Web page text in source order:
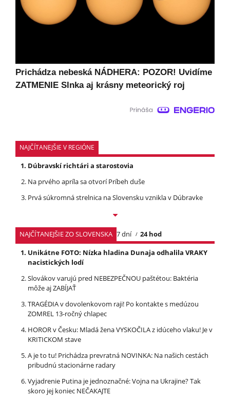
Prichádza nebeská NÁDHERA: POZOR! Uvidíme
ZATMENIE Slnka aj krásny meteorický roj
NAJČÍTANEJŠIE V REGIÓNE
Dúbravskí richtári a starostovia
Na prvého apríla sa otvorí Príbeh duše
Prvá súkromná strelnica na Slovensku vznikla v Dúbravke
NAJČÍTANEJŠIE ZO SLOVENSKA 7 dní
24 hod
Unikátne FOTO: Nízka hladina Dunaja odhalila VRAKY
nacistických lodí
Slovákov varujú pred NEBEZPEČNOU paštétou: Baktéria
môže aj ZABÍJAŤ
TRAGÉDIA v dovolenkovom raji! Po kontakte s medúzou
ZOMREL 13-ročný chlapec
HOROR v Česku: Mladá žena VYSKOČILA z idúceho vlaku! Je v
KRITICKOM stave
A je to tu! Prichádza prevratná NOVINKA: Na našich cestách
pribudnú stacionárne radary
Vyjadrenie Putina je jednoznačné: Vojna na Ukrajine? Tak
skoro jej koniec NEČAKAJTE